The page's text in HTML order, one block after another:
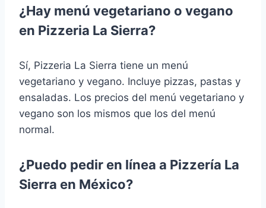
¿Hay menú vegetariano o vegano
en Pizzeria La Sierra?
Sí, Pizzeria La Sierra tiene un menú
vegetariano y vegano. Incluye pizzas, pastas y
ensaladas. Los precios del menú vegetariano y
vegano son los mismos que los del menú
normal.
¿Puedo pedir en línea a Pizzería La
Sierra en México?